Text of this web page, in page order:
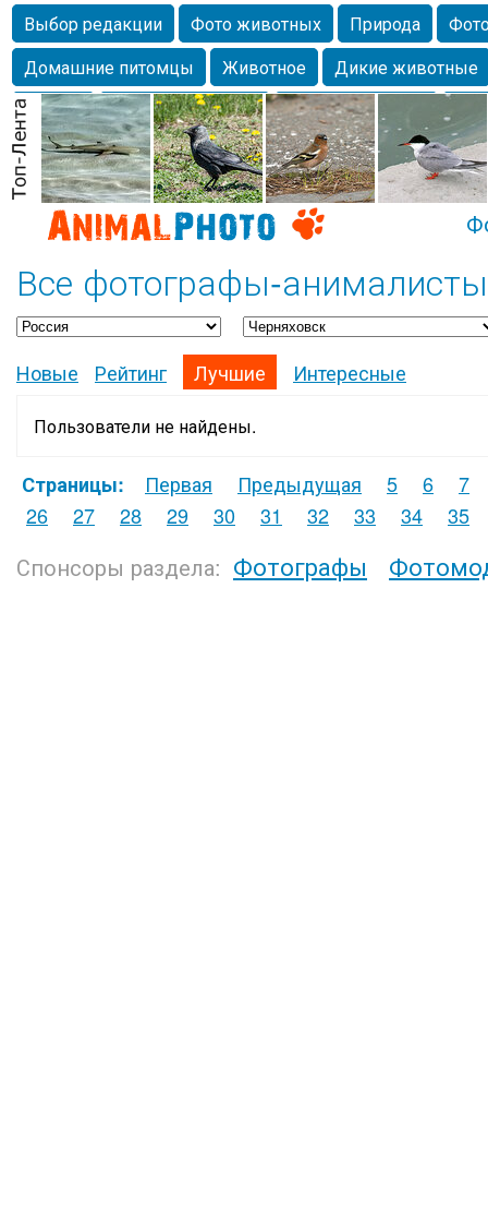
Выбор редакции Фото животных Природа
Домашние питомцы
Животное
Дикие животные
Собаки
Alexanderandronik Млекопитающие
Морда
Собачка Осень Портрет
Домашние
Насекомое
Коты Lebert Дикие птицы Утка
Все фотографы-
Новые Рейтинг Лучшие Интересные
Пользователи не найдены.
Страницы: Первая Предыдущая 5 6
7
26
27 28 29 30 31 32 33 34 35
Спонсоры раздела: Фотографы